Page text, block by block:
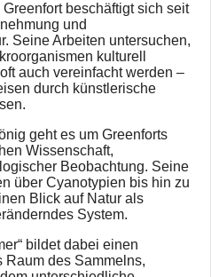
beschäftigt sich seit
und
Seine Arbeiten untersuchen,
kulturell
auch vereinfacht werden –
durch künstlerische
geht es um Greenforts
Wissenschaft,
Beobachtung. Seine
über Cyanotypien bis hin zu
Blick auf Natur als
System.
bildet dabei einen
Raum des Sammelns,